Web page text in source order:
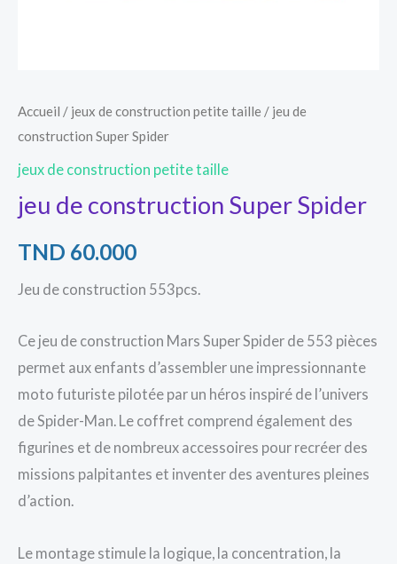
Accueil / jeux de construction petite taille / jeu de
construction Super Spider
jeux de construction petite taille
jeu de construction Super Spider
TND 60.000
Jeu de construction 553pcs.
Ce jeu de construction Mars Super Spider de 553 pièces
permet aux enfants d’assembler une impressionnante
moto futuriste pilotée par un héros inspiré de l’univers
de Spider-Man. Le coffret comprend également des
figurines et de nombreux accessoires pour recréer des
missions palpitantes et inventer des aventures pleines
d’action.
Le montage stimule la logique, la concentration, la